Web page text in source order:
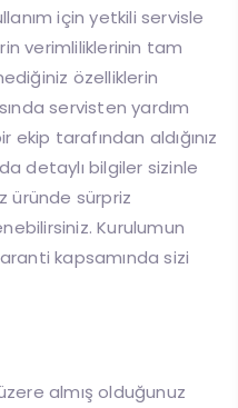
için yetkili servisle
verimliliklerinin tam
özelliklerin
servisten yardım
tarafından aldığınız
detaylı bilgiler sizinle
üründe sürpriz
Kurulumun
kapsamında sizi
almış olduğunuz